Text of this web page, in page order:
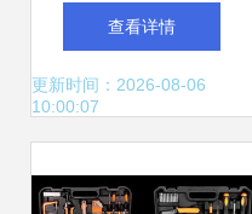
质，专业制造——
五金工具与劳保用
查看详情
更新时间：2026-08-06
10:00:07